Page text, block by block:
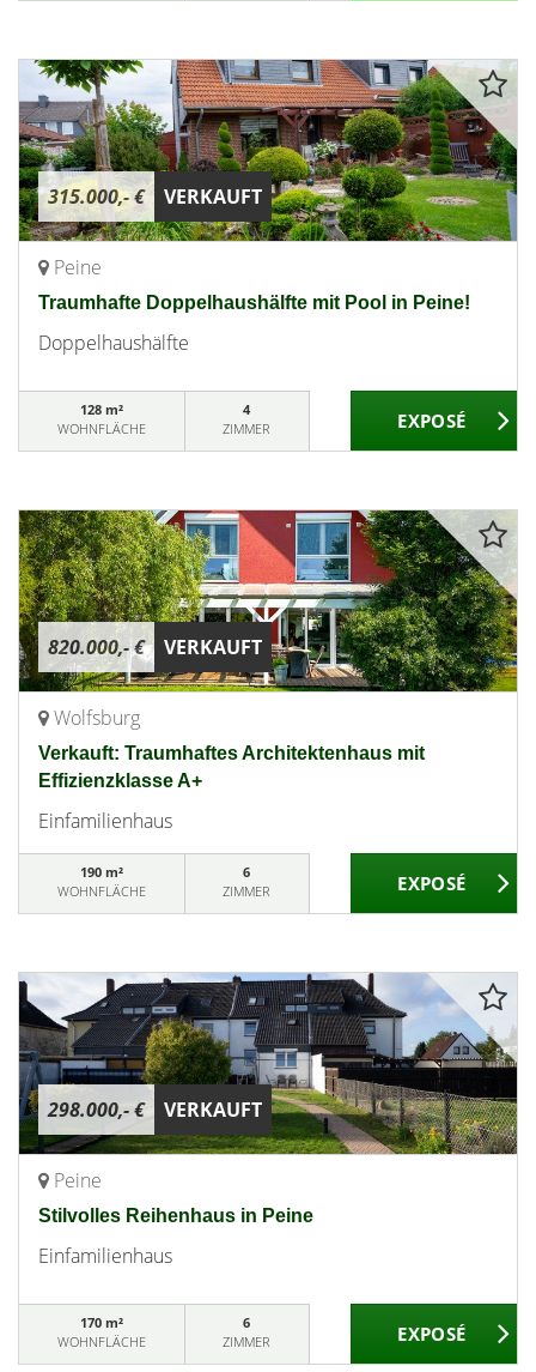
315.000,- € VERKAUFT
Peine
Traumhafte Doppelhaushälfte mit Pool in Peine!
Doppelhaushälfte
128 m²
WOHNFLÄCHE
4
ZIMMER
820.000,- € VERKAUFT
Wolfsburg
Verkauft: Traumhaftes Architektenhaus mit
Effizienzklasse A+
Einfamilienhaus
190 m²
WOHNFLÄCHE
6
ZIMMER
298.000,- € VERKAUFT
Peine
Stilvolles Reihenhaus in Peine
Einfamilienhaus
170 m²
WOHNFLÄCHE
6
ZIMMER